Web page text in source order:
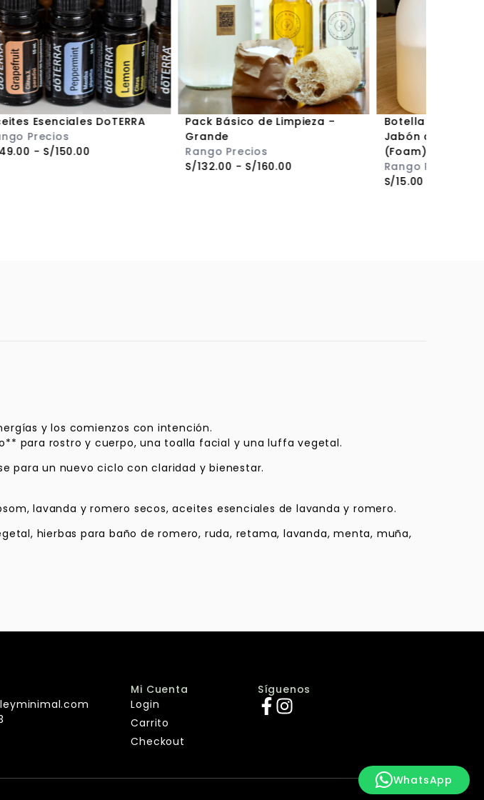
Esenciales DoTERRA
Precios
49.00 - S/150.00
Pack Básico de Limpieza –
Grande
Rango Precios
S/132.00 - S/160.00
Botella
Jabón de Manos
(Foam)
Rango Precios
S/15.00
y los comienzos con intención.
para rostro y cuerpo, una toalla facial y una luffa vegetal.
para un nuevo ciclo con claridad y bienestar.
lavanda y romero secos, aceites esenciales de lavanda y romero.
hierbas para baño de romero, ruda, retama, lavanda, menta, muña,
Mi Cuenta
Login
Carrito
Checkout
Síguenos
WhatsApp